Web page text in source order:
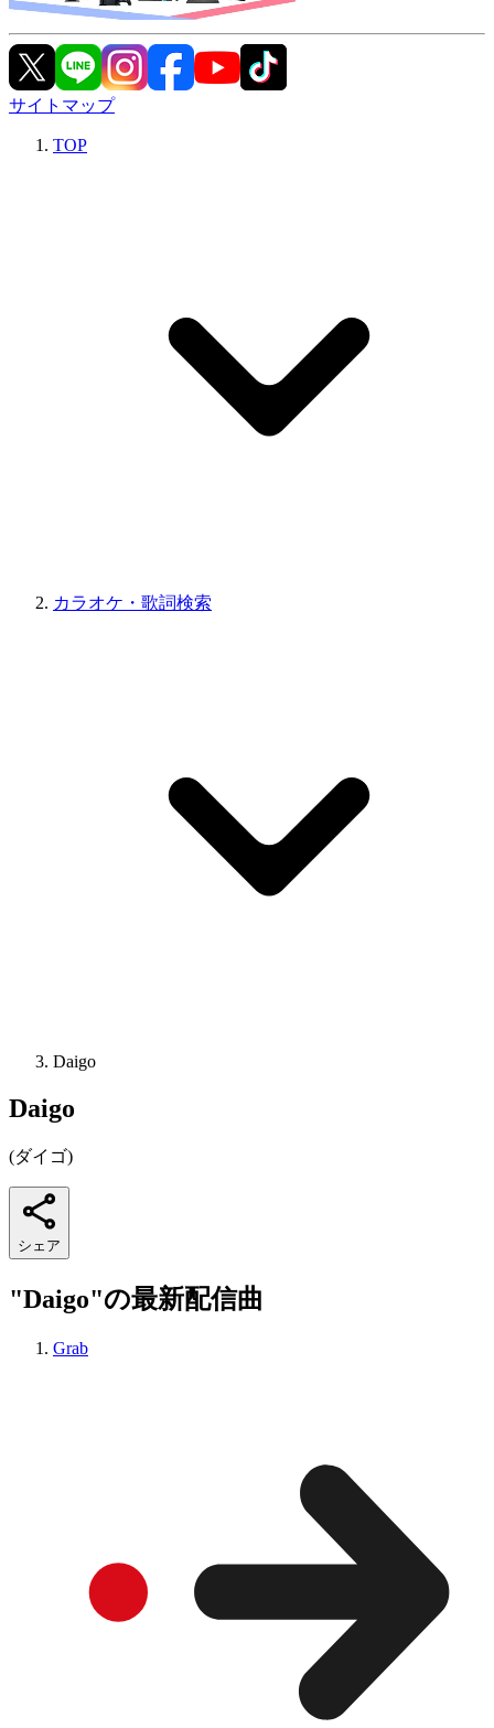
サイトマップ
TOP
カラオケ・歌詞検索
Daigo
Daigo
(ダイゴ)
シェア
"Daigo"の最新配信曲
Grab